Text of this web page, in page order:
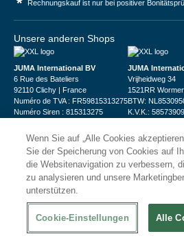
Rechnungskauf ist nur bei positiver
Unsere anderen Shops
JUMA International BV
6 Rue des Bateliers
92110 Clichy | France
Numéro de TVA : FR59815313275
Numéro Siren : 815313275
JUMA
Vrijheidweg 34
1521RR
BTW:
K.V.K.: 58573909
© 2026XXLgastro
Datenschutz Impressum
Wenn Sie auf „Alle Cookies
Sie der Speicherung von Cookies auf
die Websitenavigation zu verbessern,
zu analysieren und unsere
unterstützen.
Cookie-Einstellungen Alle